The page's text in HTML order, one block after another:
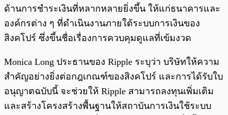
ด้านการชำระเงินที่หลากหลายยิ่งขึ้น ให้แก่ธนาคารและ
องค์กรต่าง ๆ ที่ดำเนินงานภายใต้ระบบการเงินของ
สิงคโปร์ ซึ่งขึ้นชื่อเรื่องการควบคุมดูแลที่เข้มงวด
Monica Long ประธานของ Ripple ระบุว่า บริษัทให้ความ
สำคัญอย่างยิ่งต่อกฎเกณฑ์ของสิงคโปร์ และการได้รับใบ
อนุญาตฉบับนี้ จะช่วยให้ Ripple สามารถลงทุนเพิ่มเติม
และสร้างโครงสร้างพื้นฐานให้สถาบันการเงินใช้ระบบ